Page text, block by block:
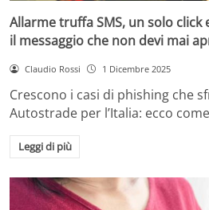
Allarme truffa SMS, un solo
il messaggio che non devi mai
Claudio Rossi 1 Dicembre 2025
Crescono i casi di phishing che
Autostrade per l’Italia: ecco
Leggi di più